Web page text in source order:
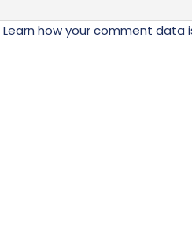
Learn how your comment data